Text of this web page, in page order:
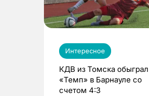
Интересное
КДВ из Томска обыграл
«Темп» в Барнауле со
счетом 4:3